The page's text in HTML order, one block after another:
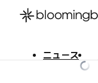
ニュース